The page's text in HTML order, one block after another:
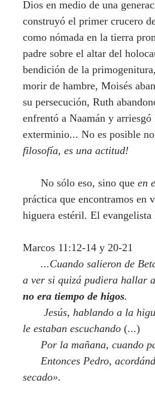
Dios en medio de una
construyó el primer crucero
como nómada en la tierra
padre sobre el altar del
bendición de la
morir de hambre, Moisés
su persecución, Ruth
enfrentó a Naamán y
exterminio... No es posible
filosofía, es una actitud!
      No sólo eso, sino que
en
práctica que encontramos en
higuera estéril. El evangelista
Marcos 11:12-14 y 20-21
a ver si quizá pudiera hallar
no era tiempo de higos.
le estaban escuchando (...)
Por la mañana, cuando
secado».